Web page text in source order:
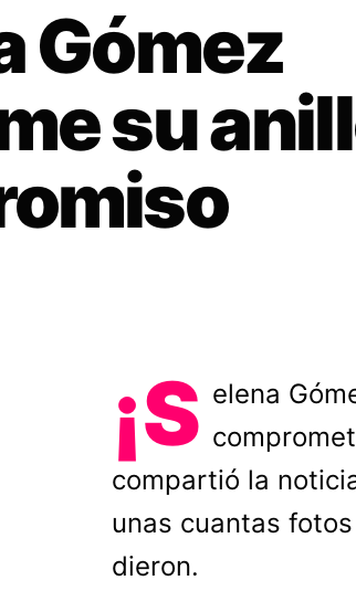
Gómez
su
¡S elena
compartió la
unas cuantas
dieron.